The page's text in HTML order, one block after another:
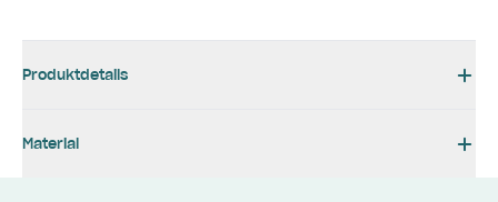
Produktdetails
Material